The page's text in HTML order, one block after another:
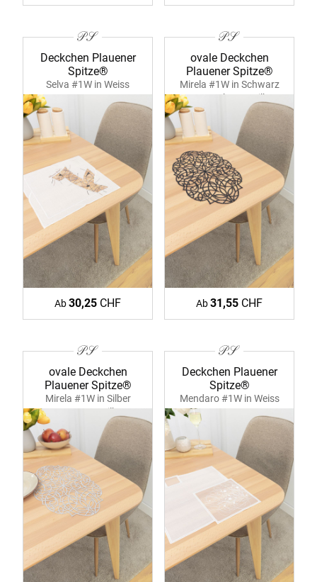
Deckchen Plauener
Spitze®
Selva #1W in Weiss
39377 ecru
Ab30,25 CHF
ovale Deckchen
Plauener Spitze®
Mirela #1W in Schwarz
39380 schwarz-silber
Ab31,55 CHF
ovale Deckchen
Plauener Spitze®
Mirela #1W in Silber
39380 ecru-silber
Deckchen Plauener
Spitze®
Mendaro #1W in Weiss
39385 ecru